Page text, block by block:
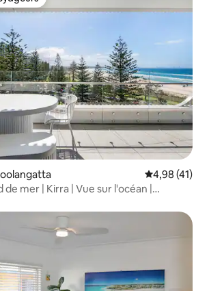
Évaluation
4,98 (41)
de mer | Kirra | Vue sur l'océan |